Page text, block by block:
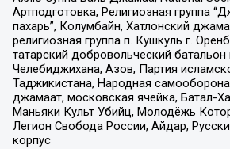
Артподготовка, Религиозная группа
пахарь”, Колумбайн, Хатлонский
религиозная группа п. Кушкуль г.
татарский добровольческий
Челебиджихана, Азов, Партия
Таджикистана, Народная
джамаат, московская ячейка, Батал-
Маньяки Культ Убийц, Молодёжь
Легион Свобода России, Айдар,
корпус